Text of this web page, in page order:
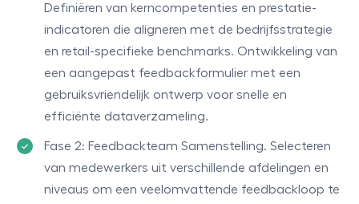
Definiëren van kerncompetenties en prestatie-
indicatoren die aligneren met de bedrijfsstrategie
en retail-specifieke benchmarks. Ontwikkeling van
een aangepast feedbackformulier met een
gebruiksvriendelijk ontwerp voor snelle en
efficiënte dataverzameling.
Fase 2: Feedbackteam Samenstelling. Selecteren
van medewerkers uit verschillende afdelingen en
niveaus om een veelomvattende feedbackloop te